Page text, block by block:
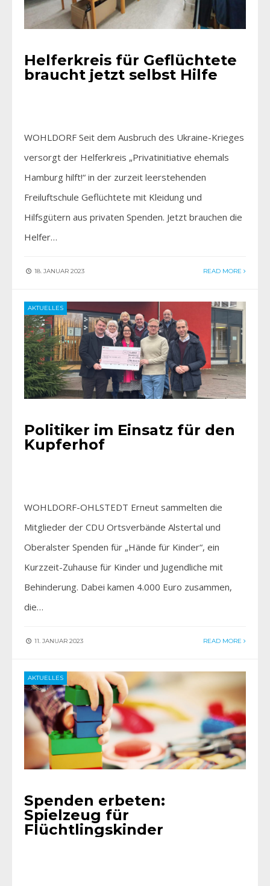
Helferkreis für Geflüchtete
braucht jetzt selbst Hilfe
WOHLDORF Seit dem Ausbruch des Ukraine-Krieges
versorgt der Helferkreis „Privatinitiative ehemals
Hamburg hilft!“ in der zurzeit leerstehenden
Freiluftschule Geflüchtete mit Kleidung und
Hilfsgütern aus privaten Spenden. Jetzt brauchen die
Helfer…
18. JANUAR 2023 READ MORE
AKTUELLES
Politiker im Einsatz für den
Kupferhof
WOHLDORF-OHLSTEDT Erneut sammelten die
Mitglieder der CDU Ortsverbände Alstertal und
Oberalster Spenden für „Hände für Kinder“, ein
Kurzzeit-Zuhause für Kinder und Jugendliche mit
Behinderung. Dabei kamen 4.000 Euro zusammen,
die…
11. JANUAR 2023 READ MORE
AKTUELLES
Spenden erbeten:
Spielzeug für
Flüchtlingskinder